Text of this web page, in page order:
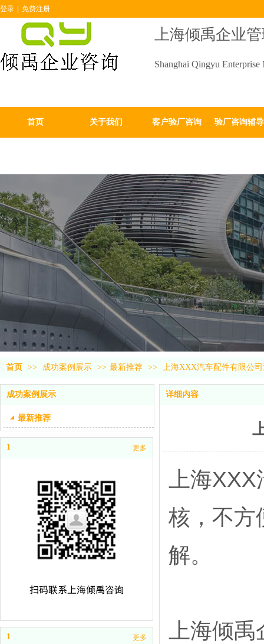
上海倾禹企业
Shanghai Qingyu
登录 免费注册
首页 关于我们 客户验厂咨询 验厂咨询辅
首页 >> 成功案例展示 >> 最新推荐 >> 上海XXX汽车配件有限公
成功案例展示
最新推荐
1 更多
1 更多
详细内容
上海
核，不方
解。
上海倾